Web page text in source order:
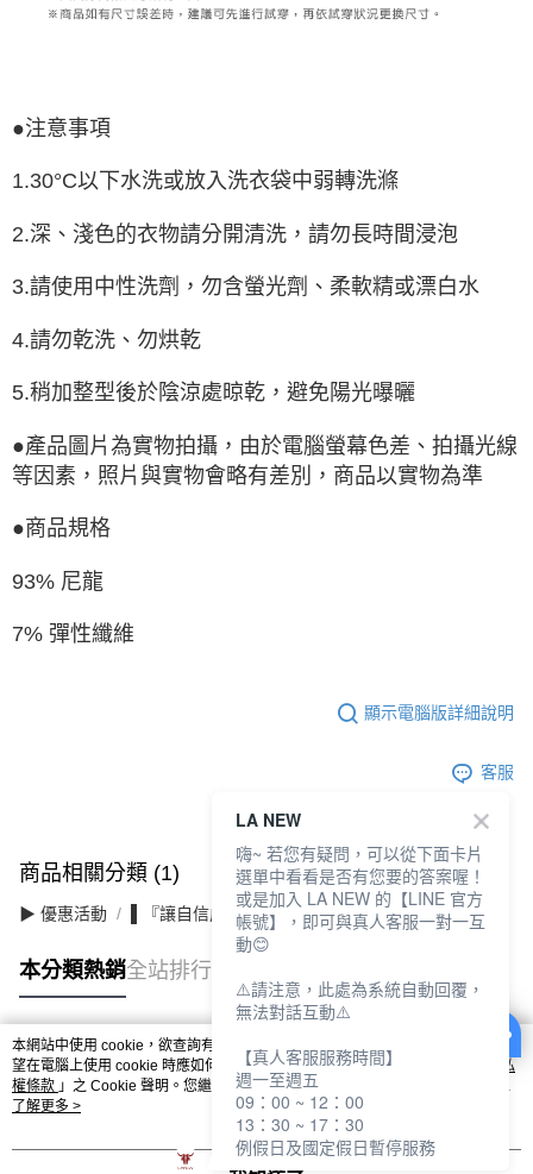
●注意事項
1.30°C以下水洗或放入洗衣袋中弱轉洗滌
2.深、淺色的衣物請分開清洗，請勿長時間浸泡
3.請使用中性洗劑，勿含螢光劑、柔軟精或漂白水
4.請勿乾洗、勿烘乾
5.稍加整型後於陰涼處晾乾，避免陽光曝曬
●產品圖片為實物拍攝，由於電腦螢幕色差、拍攝光線
等因素，照片與實物會略有差別，商品以實物為準
●商品規格
93% 尼龍
7% 彈性纖維
顯示電腦版詳細說明
客服
商品相關分類 (1)
▶ 優惠活動 ▌『讓自信成為日常』滿件最高3折
本分類熱銷全站排行
熱門標籤
本網站中使用 cookie，欲查詢有關本網站使用 cookie 方式之詳情，及若您不希
望在電腦上使用 cookie 時應如何變更電腦的 cookie 設定，請參閱本網站「
隱私
權條款 」之 Cookie 聲明。您繼續使用本網站即表示您同意本公司得按本網站使
用條款之 Cookie 聲明使用 cookie。
了解更多 >
LA NEW
嗨~ 若您有疑問，可以從下面卡片
選單中看看是否有您要的答案喔！
或是加入 LA NEW 的【LINE 官方
帳號】，即可與真人客服一對一互
動😊
⚠️請注意，此處為系統自動回覆，
無法對話互動⚠️
【真人客服服務時間】
週一至週五
09：00 ~ 12：00
13：30 ~ 17：30
例假日及國定假日暫停服務